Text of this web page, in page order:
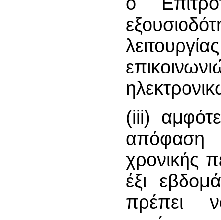
(iii)
απόφαση
χρονικής
έξι
πρέπει